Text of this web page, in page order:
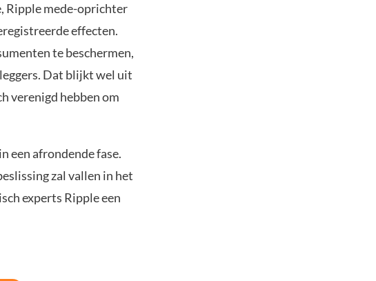
Ripple mede-oprichter
effecten.
te beschermen,
Dat blijkt wel uit
verenigd hebben om
een afrondende fase.
zal vallen in het
experts Ripple een